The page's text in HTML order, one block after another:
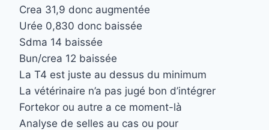
Crea 31,9 donc augmentée
Urée 0,830 donc baissée
Sdma 14 baissée
Bun/crea 12 baissée
La T4 est juste au dessus du minimum
La vétérinaire n’a pas jugé bon d’intégrer
Fortekor ou autre a ce moment-là
Analyse de selles au cas ou pour